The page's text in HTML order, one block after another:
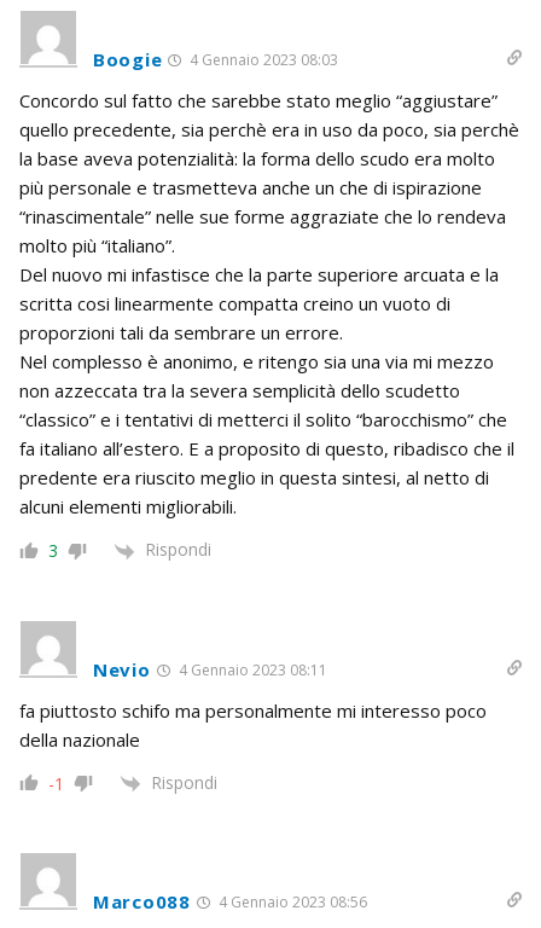
Boogie 4 Gennaio 2023 08:03
Concordo sul fatto che sarebbe stato meglio “aggiustare”
quello precedente, sia perchè era in uso da poco, sia perchè
la base aveva potenzialità: la forma dello scudo era molto
più personale e trasmetteva anche un che di ispirazione
“rinascimentale” nelle sue forme aggraziate che lo rendeva
molto più “italiano”.
Del nuovo mi infastisce che la parte superiore arcuata e la
scritta cosi linearmente compatta creino un vuoto di
proporzioni tali da sembrare un errore.
Nel complesso è anonimo, e ritengo sia una via mi mezzo
non azzeccata tra la severa semplicità dello scudetto
“classico” e i tentativi di metterci il solito “barocchismo” che
fa italiano all’estero. E a proposito di questo, ribadisco che il
predente era riuscito meglio in questa sintesi, al netto di
alcuni elementi migliorabili.
3 Rispondi
Nevio 4 Gennaio 2023 08:11
fa piuttosto schifo ma personalmente mi interesso poco
della nazionale
-1 Rispondi
Marco088 4 Gennaio 2023 08:56